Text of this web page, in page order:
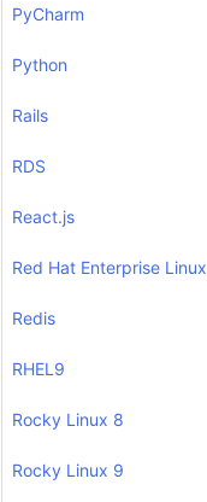
PyCharm
Python
Rails
RDS
React.js
Red Hat Enterprise Linux
Redis
RHEL9
Rocky Linux 8
Rocky Linux 9